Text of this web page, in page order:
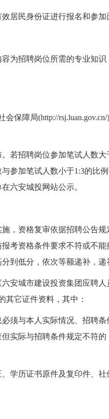
民身份证进行报名和参加
招聘岗位所需的专业知识
障局(http://
招聘岗位参加笔试人数大
参加笔试人数小于1:3的比
六安城投网站公示。
资格复审依据招聘公告规
考资格条件要求不符或不
到低分，依次等额递补，递
城市建设投资集团应聘人
其它证件资料，其中：
与本人实际情况、招聘条
实际与招聘条件规定不符
历证书原件及复印件、社